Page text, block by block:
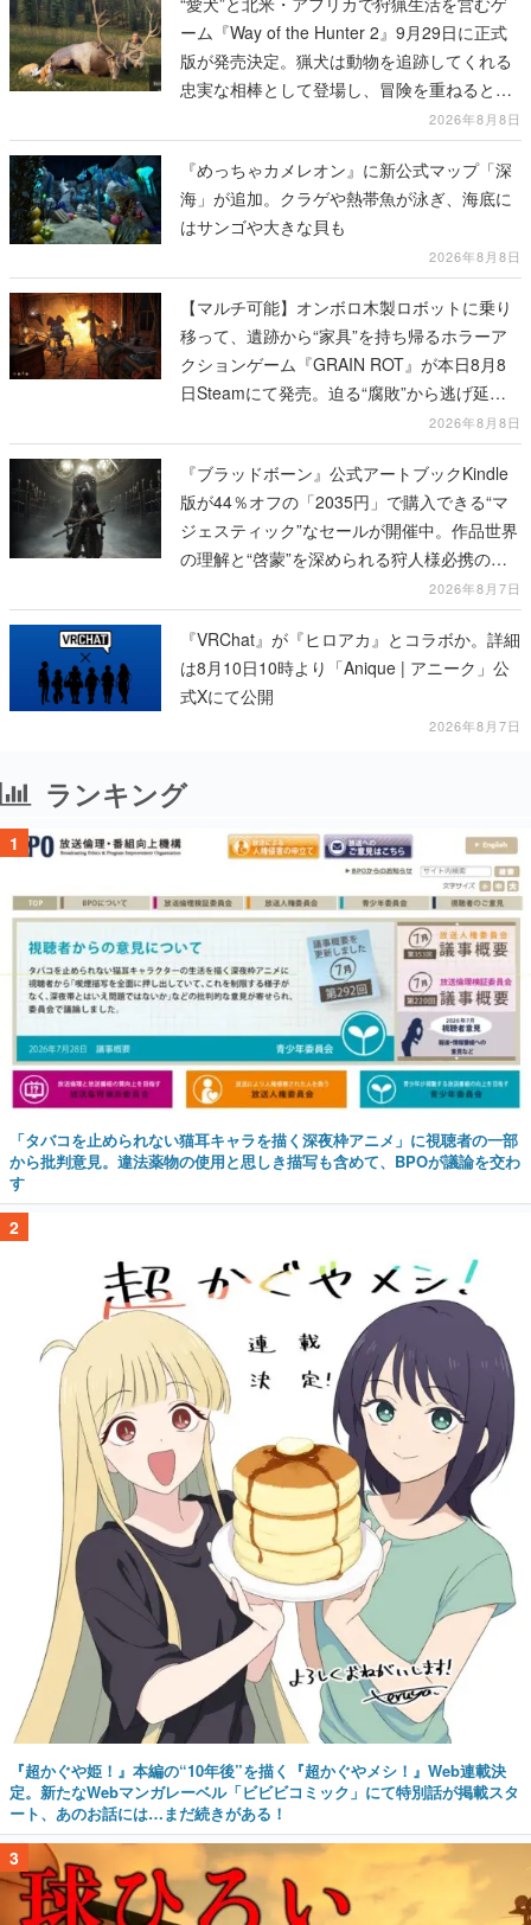
ーム『Way of the Hunter 2』9月29日に正式
版が発売決定。猟犬は動物を追跡してくれる
忠実な相棒として登場し、冒険を重ねると成
2026年8月8日
『めっちゃカメレオン』に新公式マップ「深
海」が追加。クラゲや熱帯魚が泳ぎ、海底に
はサンゴや大きな貝も
2026年8月8日
【マルチ可能】オンボロ木製ロボットに乗り
移って、遺跡から“家具”を持ち帰るホラーア
クションゲーム『GRAIN ROT』が本日8月8
日Steamにて発売。迫る“腐敗”から逃げ延
2026年8月8日
『ブラッドボーン』公式アートブックKindle
版が44％オフの「2035円」で購入できる“マ
ジェスティック”なセールが開催中。作品世界
の理解と“啓蒙”を深められる狩人様必携の一
2026年8月7日
『VRChat』が『ヒロアカ』とコラボか。詳細
は8月10日10時より「Anique | アニーク」公
式Xにて公開
2026年8月7日
ランキング
1
「タバコを止められない猫耳キャラを描く深夜枠アニメ」に視聴者の一部
から批判意見。違法薬物の使用と思しき描写も含めて、BPOが議論を交わ
す
2
『超かぐや姫！』本編の“10年後”を描く『超かぐやメシ！』Web連載決
定。新たなWebマンガレーベル「ビビビコミック」にて特別話が掲載スタ
ート、あのお話には…まだ続きがある！
3